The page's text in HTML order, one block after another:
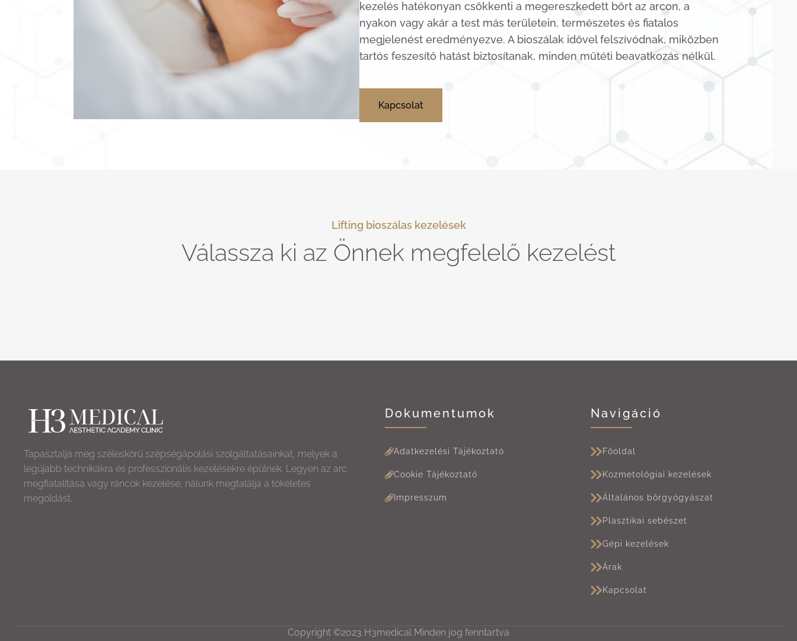
kezelés hatékonyan csökkenti a megereszkedett bőrt az arcon, a
nyakon vagy akár a test más területein, természetes és fiatalos
megjelenést eredményezve. A bioszálak idővel felszívódnak, miközben
tartós feszesítő hatást biztosítanak, minden műtéti beavatkozás nélkül.
Kapcsolat
Lifting bioszálas kezelések
Válassza ki az Önnek megfelelő kezelést
Tapasztalja meg széleskörű szépségápolási szolgáltatásainkat, melyek a
legújabb technikákra és professzionális kezelésekre épülnek. Legyen az arc
megfiatalítása vagy ráncok kezelése, nálunk megtalálja a tökéletes
megoldást.
Dokumentumok
Adatkezelési Tájékoztató
Cookie Tájékoztató
Impresszum
Navigáció
Főoldal
Kozmetológiai kezelések
Általános bőrgyógyászat
Plasztikai sebészet
Gépi kezelések
Árak
Kapcsolat
Copyright ©2023 H3medical Minden jog fenntartva